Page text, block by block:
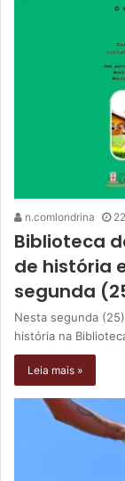
n.comlondrina
Biblioteca
de história
segunda
Nesta segunda
história na
Leia mais »